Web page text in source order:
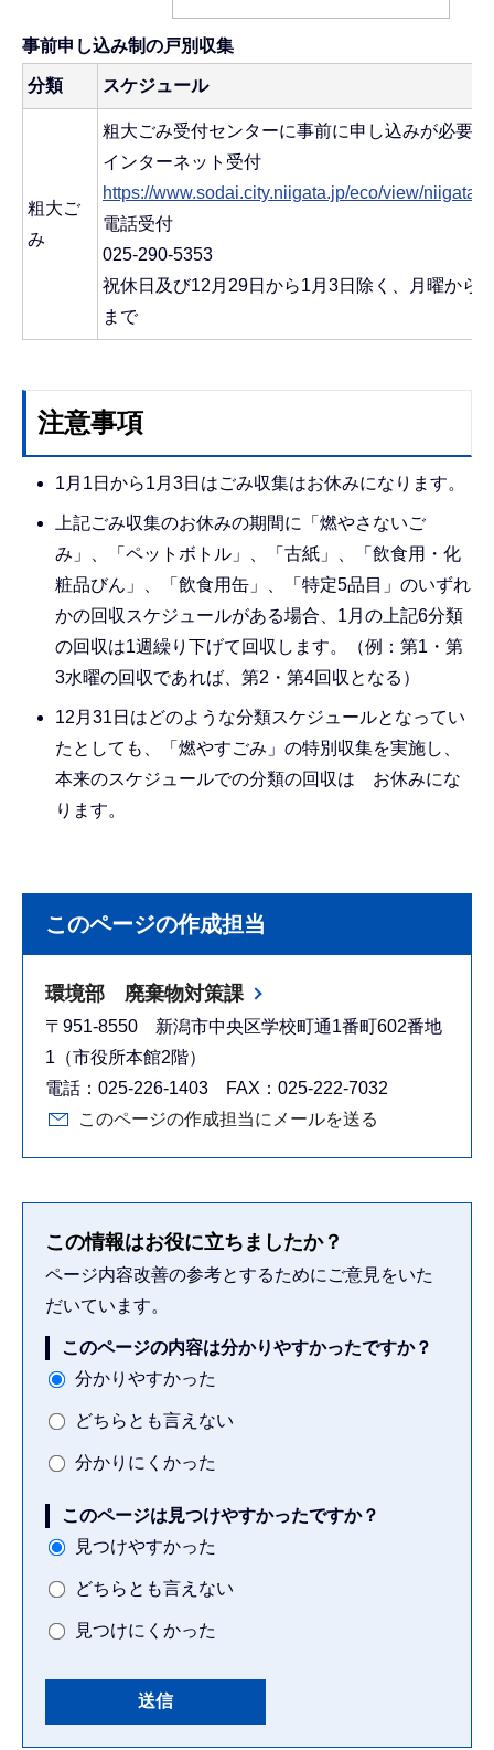
事前申し込み制の戸別収集
分類 スケジュール
粗大ご
み
粗大ごみ受付センターに事前に申し込みが必要
インターネット受付
https://www.sodai.city.niigata.jp/eco/view/niigata/
電話受付
025-290-5353
祝休日及び12月29日から1月3日除く、月曜から
まで
注意事項
1月1日から1月3日はごみ収集はお休みになります。
上記ごみ収集のお休みの期間に「燃やさないご
み」、「ペットボトル」、「古紙」、「飲食用・化
粧品びん」、「飲食用缶」、「特定5品目」のいずれ
かの回収スケジュールがある場合、1月の上記6分類
の回収は1週繰り下げて回収します。（例：第1・第
3水曜の回収であれば、第2・第4回収となる）
12月31日はどのような分類スケジュールとなってい
たとしても、「燃やすごみ」の特別収集を実施し、
本来のスケジュールでの分類の回収は お休みにな
ります。
このページの作成担当
環境部 廃棄物対策課
〒951-8550 新潟市中央区学校町通1番町602番地
1（市役所本館2階）
電話：025-226-1403 FAX：025-222-7032
このページの作成担当にメールを送る
この情報はお役に立ちましたか？
ページ内容改善の参考とするためにご意見をいた
だいています。
このページの内容は分かりやすかったですか？
分かりやすかった
どちらとも言えない
分かりにくかった
このページは見つけやすかったですか？
見つけやすかった
どちらとも言えない
見つけにくかった